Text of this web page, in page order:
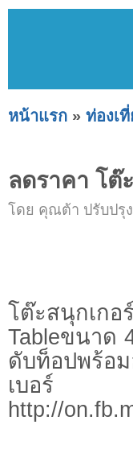
หน้าแรก » ท่องเ
ลดราคา โต๊
โดย คุณต้า ปรับปรุง
โต๊ะสนุกเก
Tableขนาด
ดับท็อปพร้อ
เบอร์
http://